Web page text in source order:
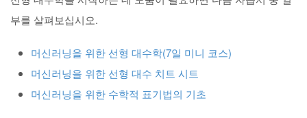
부를 살펴보십시오.
머신러닝을 위한 선형 대수학(7일 미니 코스)
머신러닝을 위한 선형 대수 치트 시트
머신러닝을 위한 수학적 표기법의 기초